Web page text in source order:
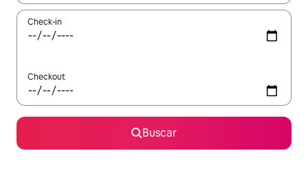
Check-in
Checkout
Buscar